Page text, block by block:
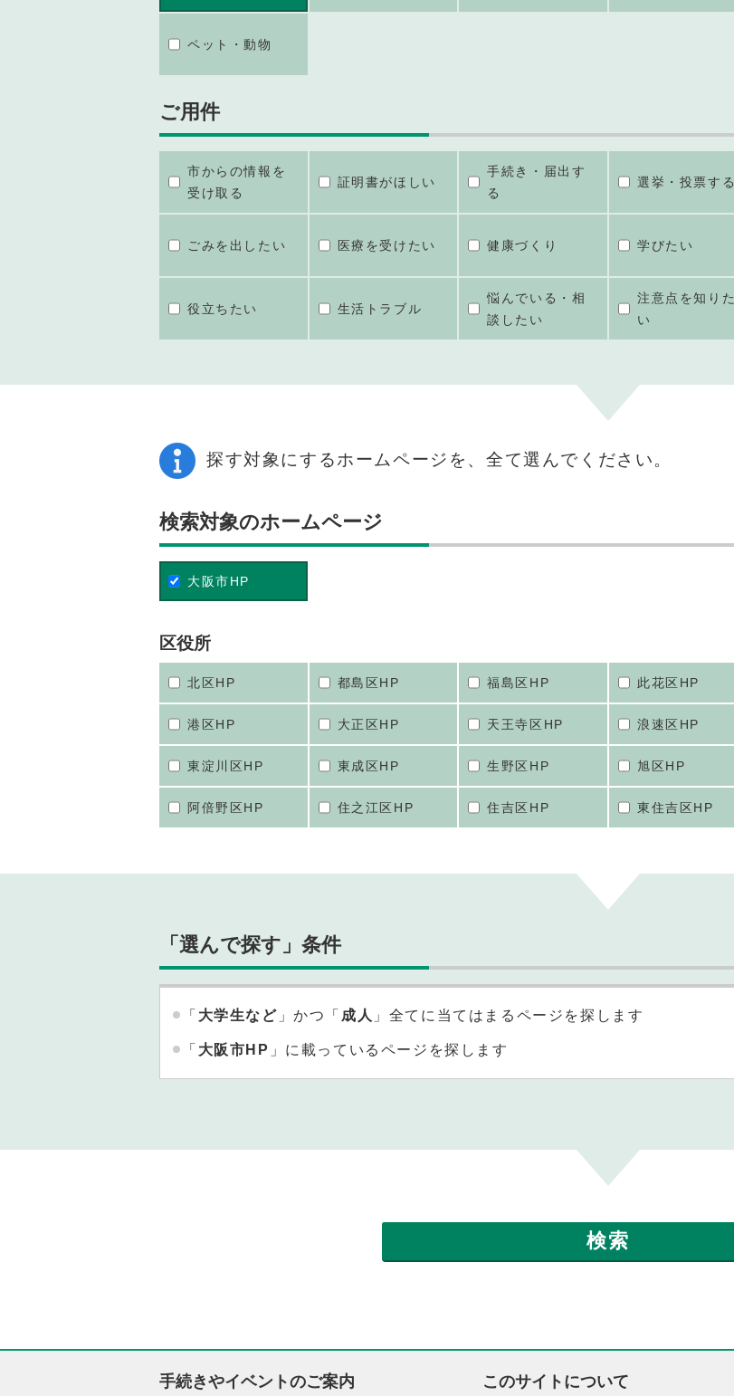
ペット・動物
ご用件
市からの情報を
受け取る
証明書がほしい
手続き・届出す
る
選挙・投票する
ごみを出したい 医療を受けたい 健康づくり 学びたい
役立ちたい 生活トラブル
悩んでいる・相
談したい
注意点を知りた
い
探す対象にするホームページを、全て選んでください。
検索対象のホームページ
大阪市HP
区役所
北区HP 都島区HP 福島区HP 此花区HP
港区HP 大正区HP 天王寺区HP 浪速区HP
東淀川区HP 東成区HP 生野区HP 旭区HP
阿倍野区HP 住之江区HP 住吉区HP 東住吉区HP
「選んで探す」条件
「 大学生など 」かつ「 成人 」全てに当てはまるページを探します
「 大阪市HP 」に載っているページを探します
手続きやイベントのご案内 このサイトについて